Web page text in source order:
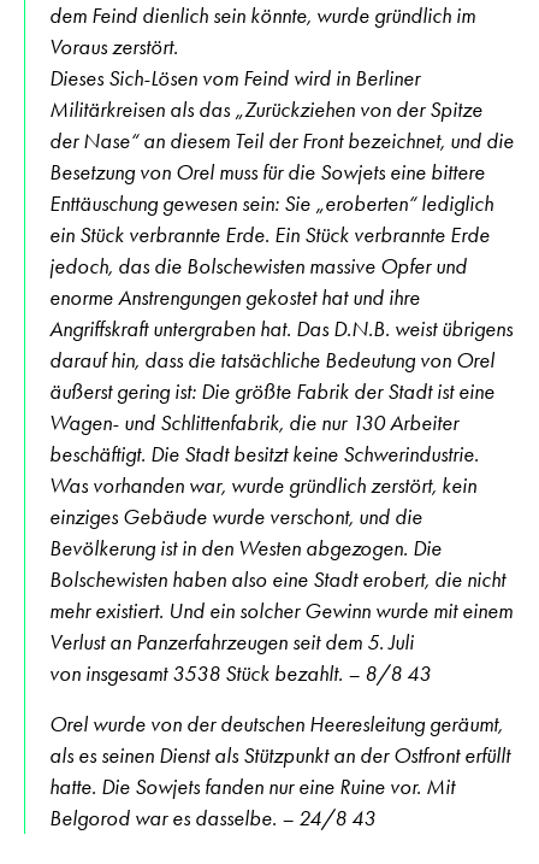
dem Feind dienlich sein könnte, wurde gründlich im
Voraus zerstört.
Dieses Sich-Lösen vom Feind wird in Berliner
Militärkreisen als das „Zurückziehen von der Spitze
der Nase“ an diesem Teil der Front bezeichnet, und die
Besetzung von Orel muss für die Sowjets eine bittere
Enttäuschung gewesen sein: Sie „eroberten“ lediglich
ein Stück verbrannte Erde. Ein Stück verbrannte Erde
jedoch, das die Bolschewisten massive Opfer und
enorme Anstrengungen gekostet hat und ihre
Angriffskraft untergraben hat. Das D.N.B. weist übrigens
darauf hin, dass die tatsächliche Bedeutung von Orel
äußerst gering ist: Die größte Fabrik der Stadt ist eine
Wagen- und Schlittenfabrik, die nur 130 Arbeiter
beschäftigt. Die Stadt besitzt keine Schwerindustrie.
Was vorhanden war, wurde gründlich zerstört, kein
einziges Gebäude wurde verschont, und die
Bevölkerung ist in den Westen abgezogen. Die
Bolschewisten haben also eine Stadt erobert, die nicht
mehr existiert. Und ein solcher Gewinn wurde mit einem
Verlust an Panzerfahrzeugen seit dem 5. Juli
von insgesamt 3538 Stück bezahlt. – 8/8 43
Orel wurde von der deutschen Heeresleitung geräumt,
als es seinen Dienst als Stützpunkt an der Ostfront erfüllt
hatte. Die Sowjets fanden nur eine Ruine vor. Mit
Belgorod war es dasselbe. – 24/8 43